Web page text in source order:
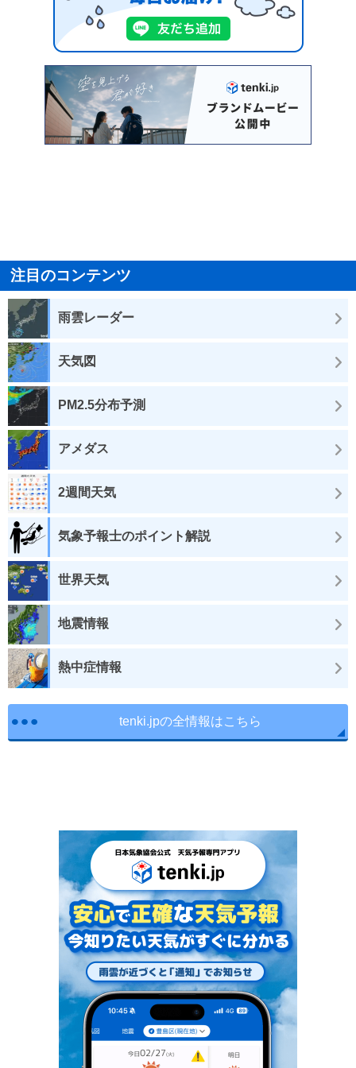
注目のコンテンツ
雨雲レーダー
天気図
PM2.5分布予測
アメダス
2週間天気
気象予報士のポイント解説
世界天気
地震情報
熱中症情報
tenki.jpの全情報はこちら